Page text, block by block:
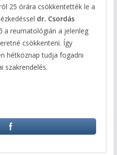
25 órára csökkentették le a
dr. Csordás
a reumatológián a jelenleg
csökkenteni. Így
hétköznap tudja fogadni
szakrendelés.